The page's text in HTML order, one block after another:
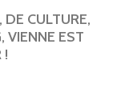
DE CULTURE,
VIENNE EST
!